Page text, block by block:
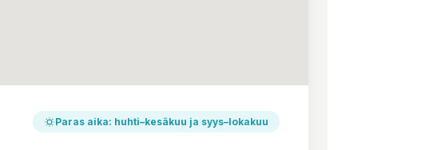
Paras aika: huhti–kesäkuu ja syys–lokakuu